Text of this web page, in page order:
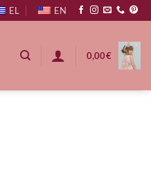
EL EN
0,00€